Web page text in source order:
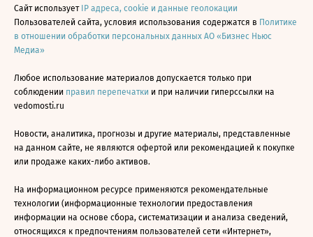
Сайт использует IP адреса, cookie и данные геолокации
Пользователей сайта, условия использования содержатся в Политике
в отношении обработки персональных данных АО «Бизнес Ньюс
Медиа»
Любое использование материалов допускается только при
соблюдении правил перепечатки и при наличии гиперссылки на
vedomosti.ru
Новости, аналитика, прогнозы и другие материалы, представленные
на данном сайте, не являются офертой или рекомендацией к покупке
или продаже каких-либо активов.
На информационном ресурсе применяются рекомендательные
технологии (информационные технологии предоставления
информации на основе сбора, систематизации и анализа сведений,
относящихся к предпочтениям пользователей сети «Интернет»,